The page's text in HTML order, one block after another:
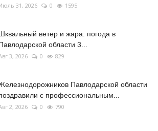
31, 2026 0 1595
ветер и жара: погода в
области 3...
3, 2026 0 829
Павлодарской области
с профессиональным...
2, 2026 0 790